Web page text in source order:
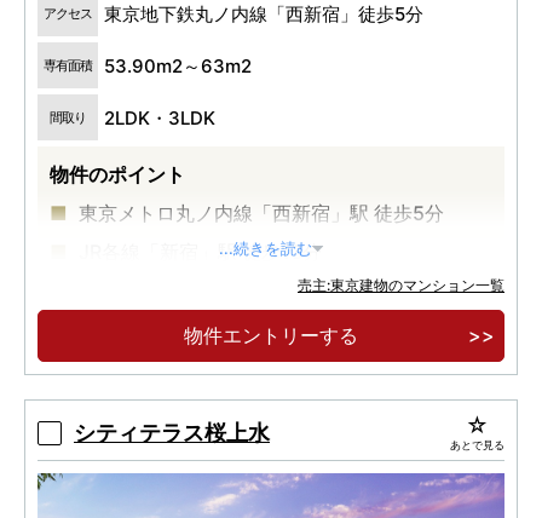
アクセス 東京地下鉄丸ノ内線「西新宿」徒歩5分
専有面積 53.90m2～63m2
間取り 2LDK・3LDK
物件のポイント
東京メトロ丸ノ内線「西新宿」駅 徒歩5分
JR各線「新宿」駅 徒歩13分
高級感とプライバシー性の高い内廊下設計
...続きを読む
売主:東京建物のマンション一覧
物件エントリーする
シティテラス桜上水 あとで見る